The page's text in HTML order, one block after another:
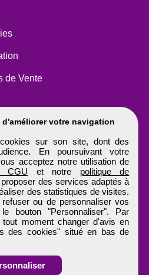
votre navigation
sur son site, dont des
En poursuivant votre
acceptez notre utilisation de
CGU et notre politique de
des services adaptés à
des statistiques de visites.
ou de personnaliser vos
bouton "Personnaliser". Par
moment changer d'avis en
des cookies" situé en bas de
de Vente